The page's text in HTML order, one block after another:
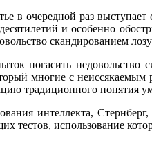
в очередной раз
и особенно
скандированием
погасить недовольство
многие с
традиционного понятия
интеллекта,
тестов, использование